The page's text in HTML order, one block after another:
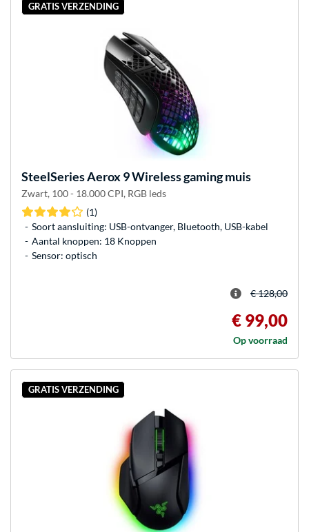
GRATIS VERZENDING
SteelSeriesAerox 9 Wireless gaming muis
Zwart, 100 - 18.000 CPI, RGB leds
(1)
Soort aansluiting: USB-ontvanger, Bluetooth, USB-kabel
Aantal knoppen: 18 Knoppen
Sensor: optisch
€ 128,00
€ 99,00
Op voorraad
GRATIS VERZENDING